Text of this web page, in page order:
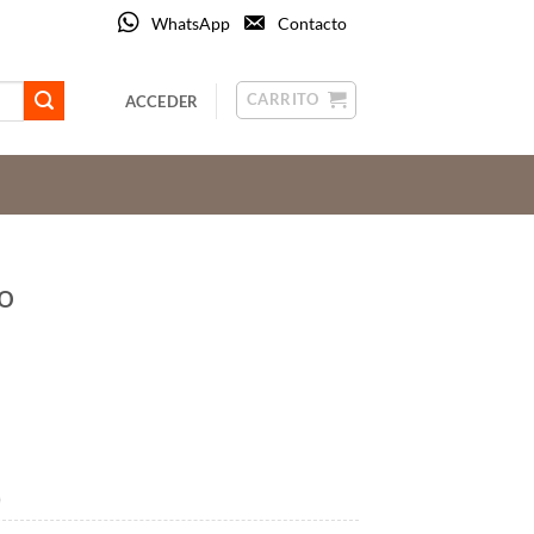
WhatsApp Contacto
ACCEDER CARRITO